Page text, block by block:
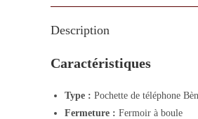
Description
Caractéristiques
Type : Pochette de téléphone
Fermeture : Fermoir à boule